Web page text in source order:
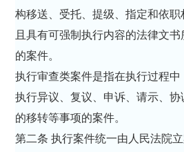
构移送、受托、提级、指定和依
且具有可强制执行内容的法律文
的案件。
执行审查类案件是指在执行过程
执行异议、复议、申诉、请示、
的移转等事项的案件。
第二条 执行案件统一由人民法院